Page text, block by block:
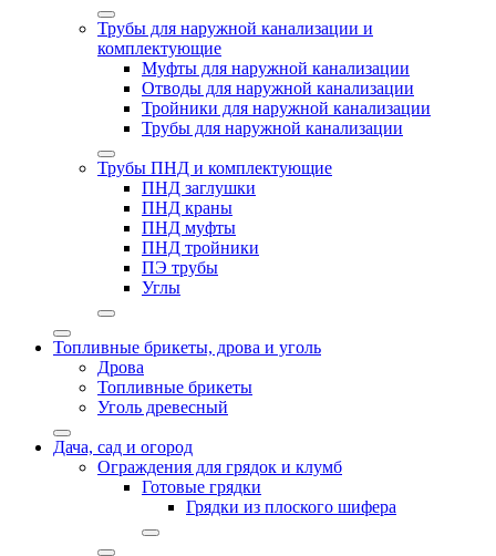
Трубы для наружной канализации и
комплектующие
Муфты для наружной канализации
Отводы для наружной канализации
Тройники для наружной канализации
Трубы для наружной канализации
Трубы ПНД и комплектующие
ПНД заглушки
ПНД краны
ПНД муфты
ПНД тройники
ПЭ трубы
Углы
Топливные брикеты, дрова и уголь
Дрова
Топливные брикеты
Уголь древесный
Дача, сад и огород
Ограждения для грядок и клумб
Готовые грядки
Грядки из плоского шифера